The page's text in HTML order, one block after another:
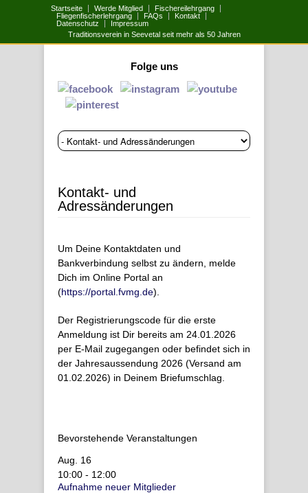
Startseite Werde Mitglied
Fischereilehrgang
Fliegenfischerlehrgang
FAQs
Kontakt
Datenschutz
Impressum
Traditionsverein in Seevetal seit mehr als 50 Jahren
Folge uns
Kontakt- und
Adressänderungen
Um Deine Kontaktdaten und
Bankverbindung selbst zu ändern, melde
Dich im Online Portal an
(https://portal.fvmg.de).
Der Registrierungscode für die erste
Anmeldung ist Dir bereits am 24.01.2026
per E-Mail zugegangen oder befindet sich in
der Jahresaussendung 2026 (Versand am
01.02.2026) in Deinem Briefumschlag.
Bevorstehende Veranstaltungen
Aug. 16
10:00 - 12:00
Aufnahme neuer Mitglieder